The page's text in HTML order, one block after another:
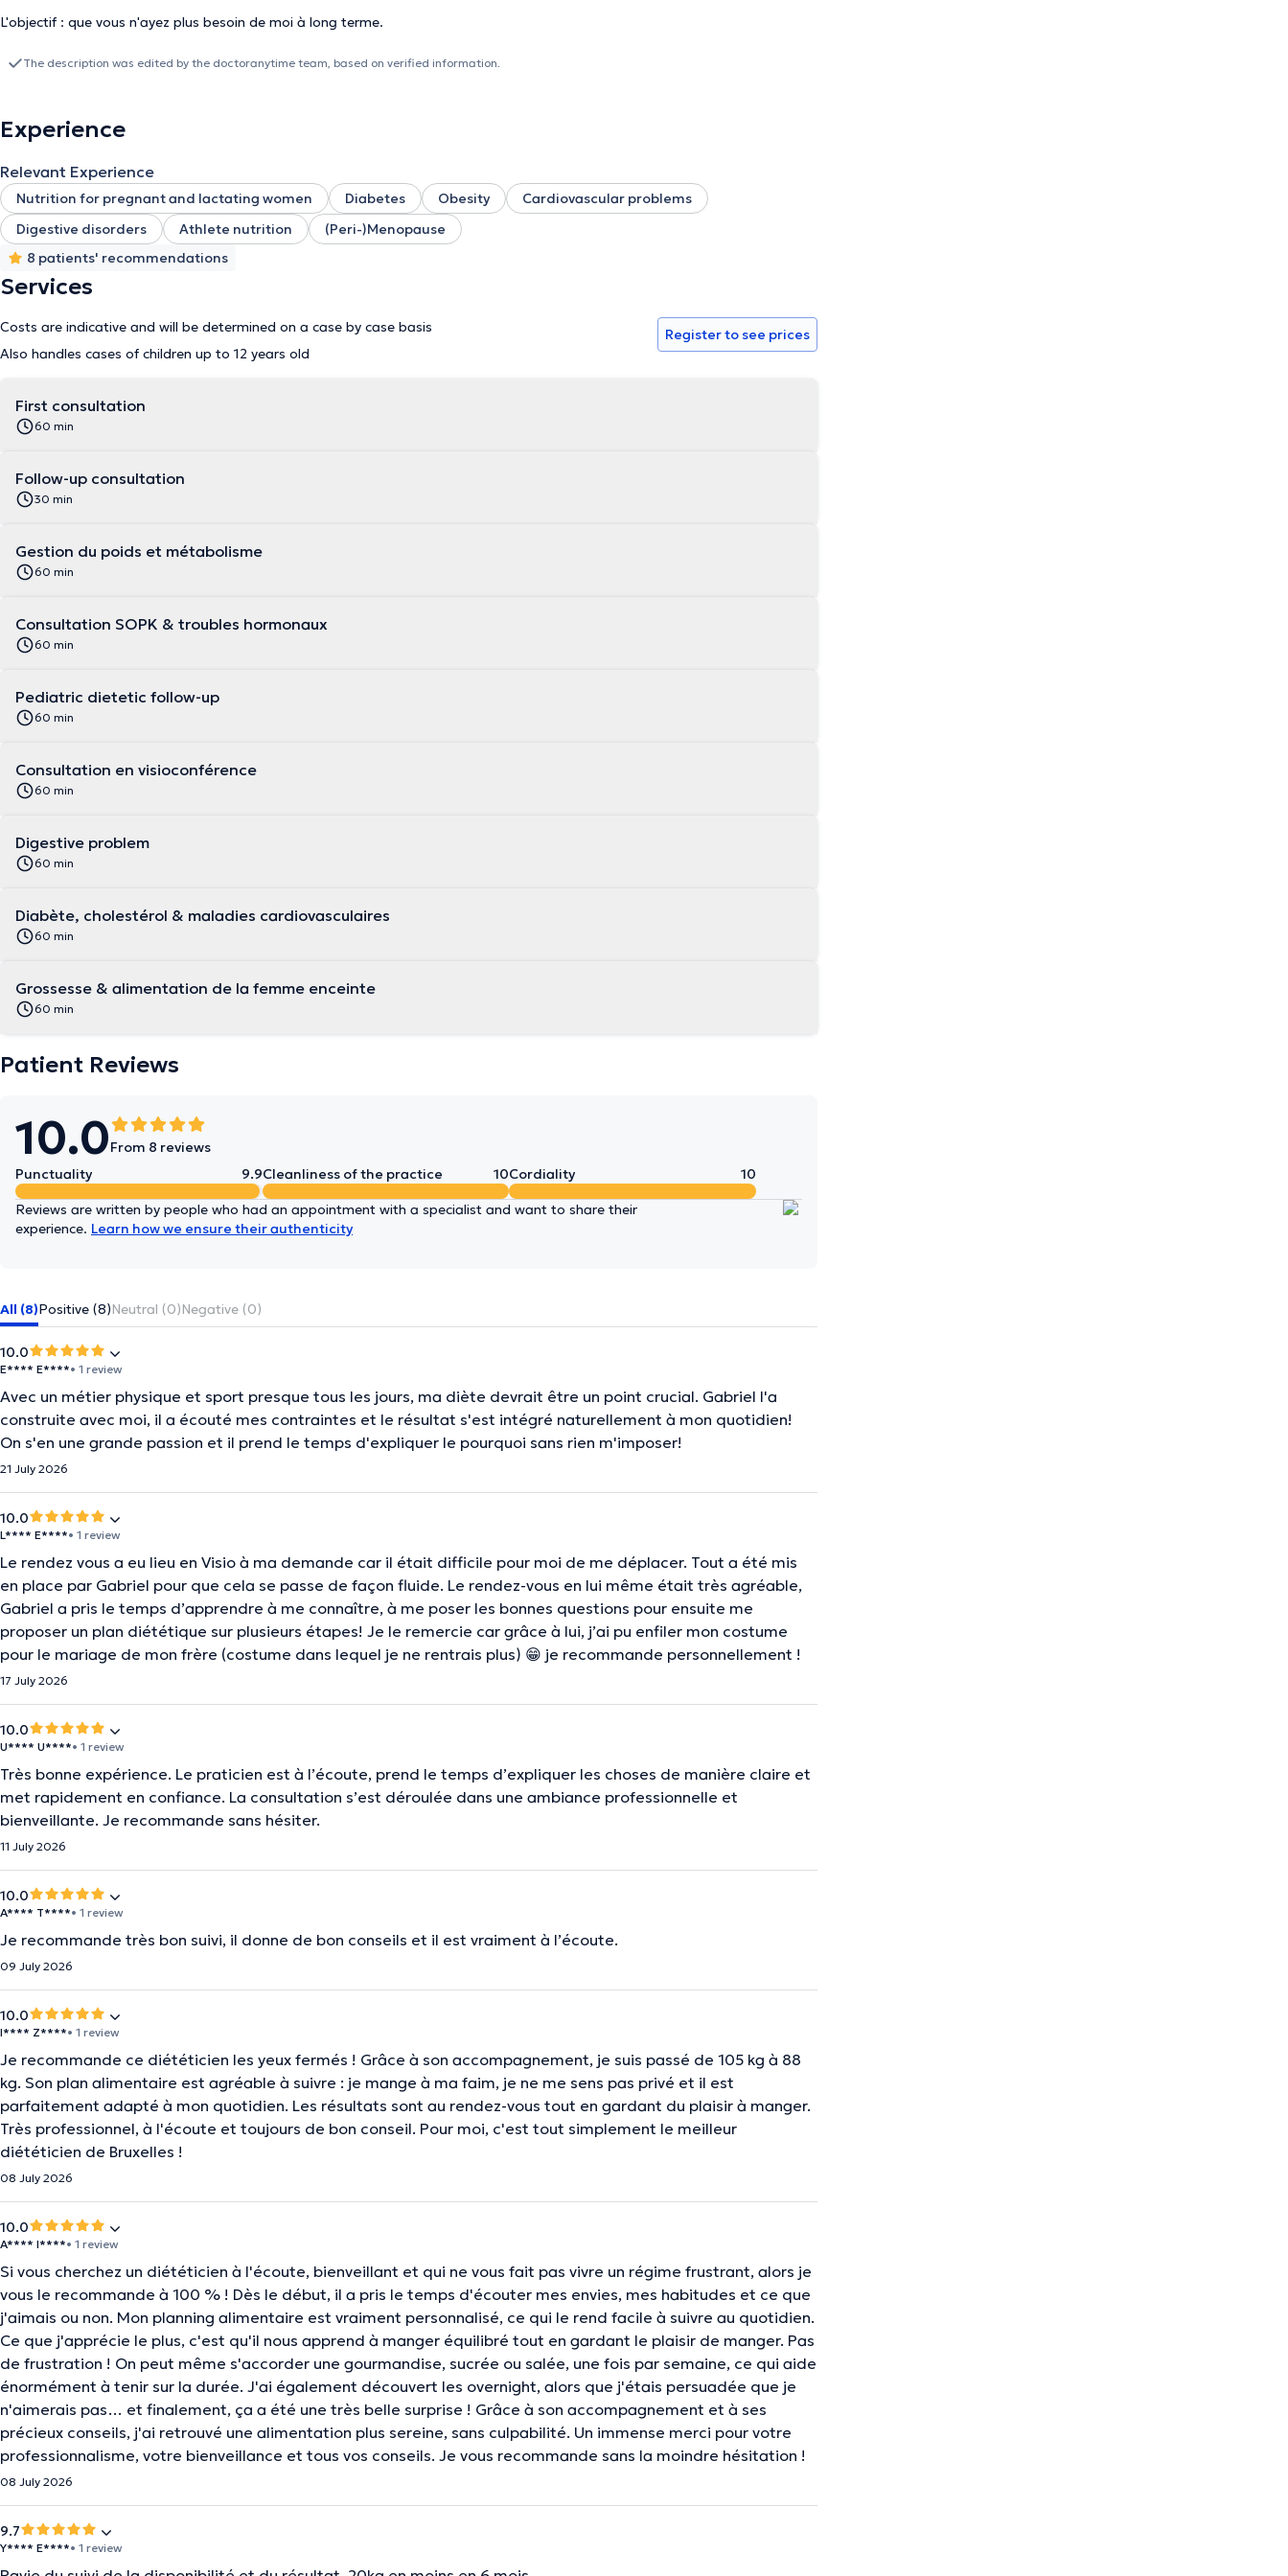
L'objectif : que vous n'ayez plus besoin de moi à long terme.
The description was edited by the doctoranytime team, based on verified information.
Experience
Relevant Experience
Nutrition for pregnant and lactating women Diabetes Obesity
Cardiovascular problems
Digestive disorders
Athlete nutrition
(Peri-)Menopause
8 patients' recommendations
Services
Costs are indicative and will be determined on a case by case basis
Also handles cases of children up to 12 years old
Register to see prices
First consultation
60 min
Follow-up consultation
30 min
Gestion du poids et métabolisme
60 min
Consultation SOPK & troubles hormonaux
60 min
Pediatric dietetic follow-up
60 min
Consultation en visioconférence
60 min
Digestive problem
60 min
Diabète, cholestérol & maladies cardiovasculaires
60 min
Grossesse & alimentation de la femme enceinte
60 min
Patient Reviews
10.0From 8 reviews
Punctuality
9.9Cleanliness of the practice 10Cordiality 10
Reviews are written by people who had an appointment with a specialist and want to share their
experience. Learn how we ensure their authenticity
All (8)Positive (8)Neutral (0)Negative (0)
10.0
E**** E****• 1 review
Avec un métier physique et sport presque tous les jours, ma diète devrait être un point crucial. Gabriel l'a
construite avec moi, il a écouté mes contraintes et le résultat s'est intégré naturellement à mon quotidien!
On s'en une grande passion et il prend le temps d'expliquer le pourquoi sans rien m'imposer!
21 July 2026
10.0
L**** E****• 1 review
Le rendez vous a eu lieu en Visio à ma demande car il était difficile pour moi de me déplacer. Tout a été mis
en place par Gabriel pour que cela se passe de façon fluide. Le rendez-vous en lui même était très agréable,
Gabriel a pris le temps d’apprendre à me connaître, à me poser les bonnes questions pour ensuite me
proposer un plan diététique sur plusieurs étapes! Je le remercie car grâce à lui, j’ai pu enfiler mon costume
pour le mariage de mon frère (costume dans lequel je ne rentrais plus) 😁 je recommande personnellement !
17 July 2026
10.0
U**** U****• 1 review
Très bonne expérience. Le praticien est à l’écoute, prend le temps d’expliquer les choses de manière claire et
met rapidement en confiance. La consultation s’est déroulée dans une ambiance professionnelle et
bienveillante. Je recommande sans hésiter.
11 July 2026
10.0
A**** T****• 1 review
Je recommande très bon suivi, il donne de bon conseils et il est vraiment à l’écoute.
09 July 2026
10.0
I**** Z****• 1 review
Je recommande ce diététicien les yeux fermés ! Grâce à son accompagnement, je suis passé de 105 kg à 88
kg. Son plan alimentaire est agréable à suivre : je mange à ma faim, je ne me sens pas privé et il est
parfaitement adapté à mon quotidien. Les résultats sont au rendez-vous tout en gardant du plaisir à manger.
Très professionnel, à l'écoute et toujours de bon conseil. Pour moi, c'est tout simplement le meilleur
diététicien de Bruxelles !
08 July 2026
10.0
A**** I****• 1 review
Si vous cherchez un diététicien à l'écoute, bienveillant et qui ne vous fait pas vivre un régime frustrant, alors je
vous le recommande à 100 % ! Dès le début, il a pris le temps d'écouter mes envies, mes habitudes et ce que
j'aimais ou non. Mon planning alimentaire est vraiment personnalisé, ce qui le rend facile à suivre au quotidien.
Ce que j'apprécie le plus, c'est qu'il nous apprend à manger équilibré tout en gardant le plaisir de manger. Pas
de frustration ! On peut même s'accorder une gourmandise, sucrée ou salée, une fois par semaine, ce qui aide
énormément à tenir sur la durée. J'ai également découvert les overnight, alors que j'étais persuadée que je
n'aimerais pas… et finalement, ça a été une très belle surprise ! Grâce à son accompagnement et à ses
précieux conseils, j'ai retrouvé une alimentation plus sereine, sans culpabilité. Un immense merci pour votre
professionnalisme, votre bienveillance et tous vos conseils. Je vous recommande sans la moindre hésitation !
08 July 2026
9.7
Y**** E****• 1 review